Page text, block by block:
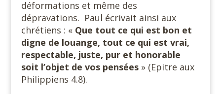
déformations et même des
dépravations. Paul écrivait ainsi aux
chrétiens : « Que tout ce qui est bon et
digne de louange, tout ce qui est vrai,
respectable, juste, pur et honorable
soit l’objet de vos pensées» (Epitre aux
Philippiens 4.8).